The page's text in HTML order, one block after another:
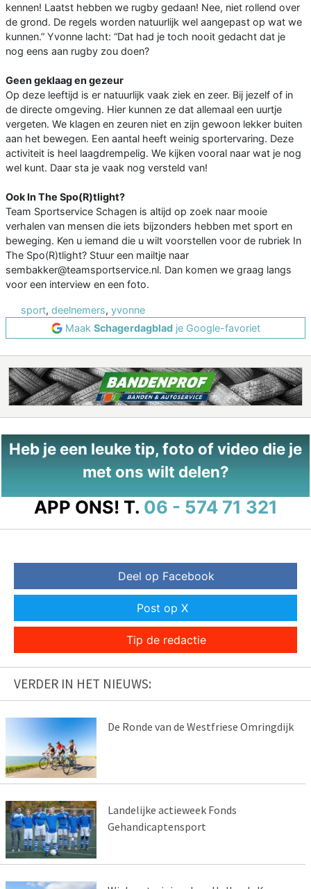
kennen! Laatst hebben we rugby gedaan! Nee, niet rollend over
de grond. De regels worden natuurlijk wel aangepast op wat we
kunnen.” Yvonne lacht: “Dat had je toch nooit gedacht dat je
nog eens aan rugby zou doen?
Geen geklaag en gezeur
Op deze leeftijd is er natuurlijk vaak ziek en zeer. Bij jezelf of in
de directe omgeving. Hier kunnen ze dat allemaal een uurtje
vergeten. We klagen en zeuren niet en zijn gewoon lekker buiten
aan het bewegen. Een aantal heeft weinig sportervaring. Deze
activiteit is heel laagdrempelig. We kijken vooral naar wat je nog
wel kunt. Daar sta je vaak nog versteld van!
Ook In The Spo(R)tlight?
Team Sportservice Schagen is altijd op zoek naar mooie
verhalen van mensen die iets bijzonders hebben met sport en
beweging. Ken u iemand die u wilt voorstellen voor de rubriek In
The Spo(R)tlight? Stuur een mailtje naar
sembakker@teamsportservice.nl. Dan komen we graag langs
voor een interview en een foto.
sport, deelnemers, yvonne
Maak Schagerdagbladje Google-favoriet
Heb je een leuke tip, foto of video die je
met ons wilt delen?
APP ONS! T. 06 - 574 71 321
Deel op Facebook
Post op X
Tip de redactie
VERDER IN HET NIEUWS:
De Ronde van de Westfriese Omringdijk
Landelijke actieweek Fonds
Gehandicaptensport